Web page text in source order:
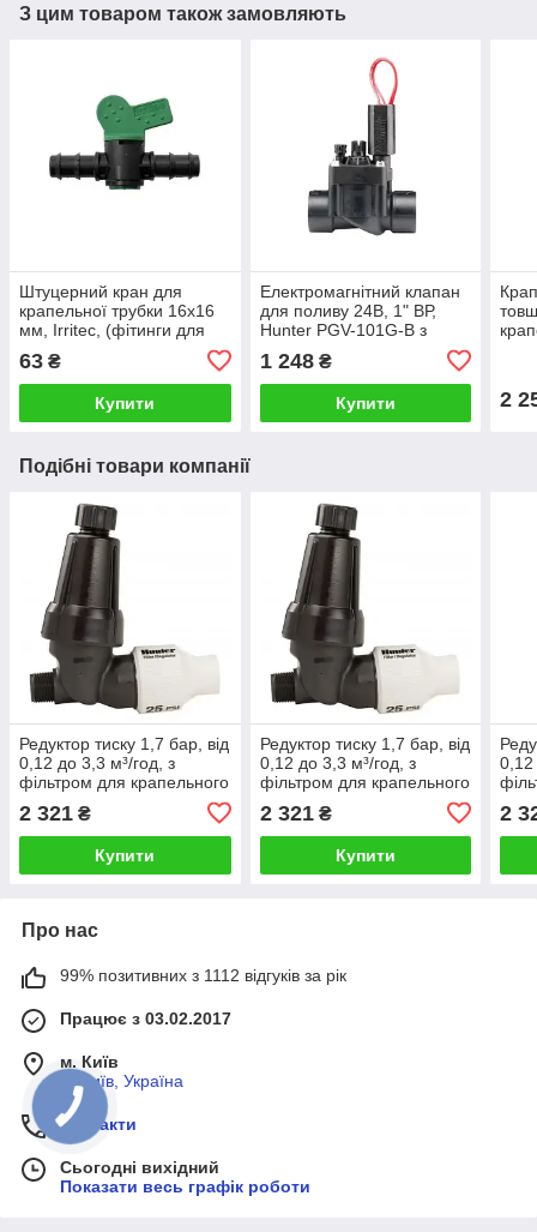
З цим товаром також замовляють
Штуцерний кран для
крапельної трубки 16х16
мм, Irritec, (фітинги для
63 ₴
Купити
Електромагнітний клапан
для поливу 24В, 1" ВР,
Hunter PGV-101G-B з
1 248₴
Купити 2
Подібні товари компанії
Редуктор тиску 1,7 бар, від
0,12 до 3,3 м³/год, з
фільтром для крапельного
дюйма, Hunter (США)
2 321 ₴
Купити
Редуктор тиску 1,7 бар, від
0,12 до 3,3 м³/год, з
фільтром для крапельного
Hunter (США)
2 321₴
Купити
0,12
2
Про нас
99% позитивних з 1112 відгуків за рік
Працює з 03.02.2017
м. Київ
м, Київ, Україна
Контакти
Сьогодні вихідний
Показати весь графік роботи